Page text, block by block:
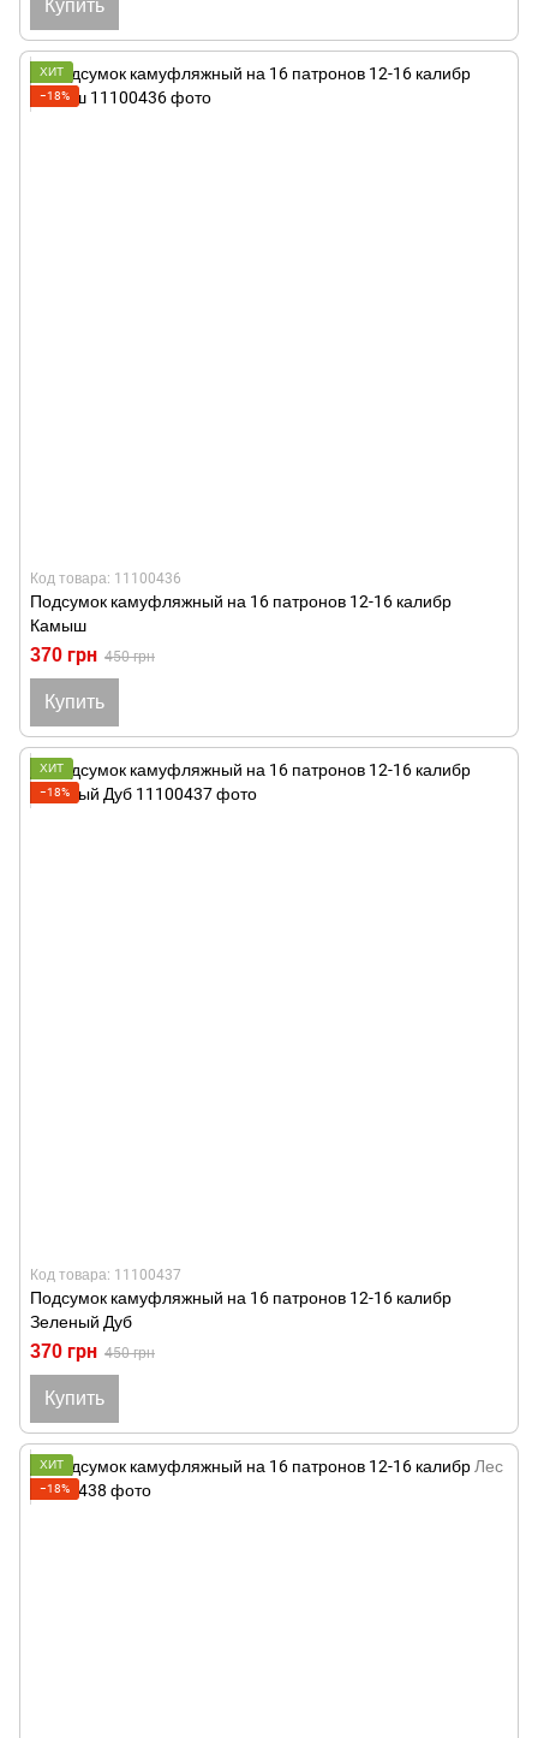
Купить
ХИТ
−18%
Код товара: 11100436
Подсумок камуфляжный на 16 патронов 12-16 калибр
Камыш
370 грн 450 грн
Купить
ХИТ
−18%
Код товара: 11100437
Подсумок камуфляжный на 16 патронов 12-16 калибр
Зеленый Дуб
370 грн 450 грн
Купить
ХИТ
−18%